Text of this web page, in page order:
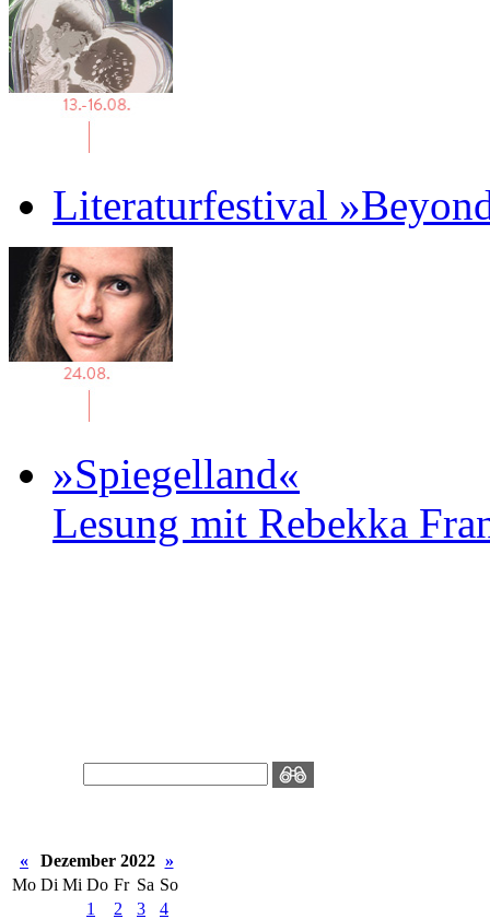
Literaturfestival
»Spiegelland«
Lesung mit Rebekka
« Dezember 2022 »
Mo Di Mi Do Fr Sa So
1
2 3
4